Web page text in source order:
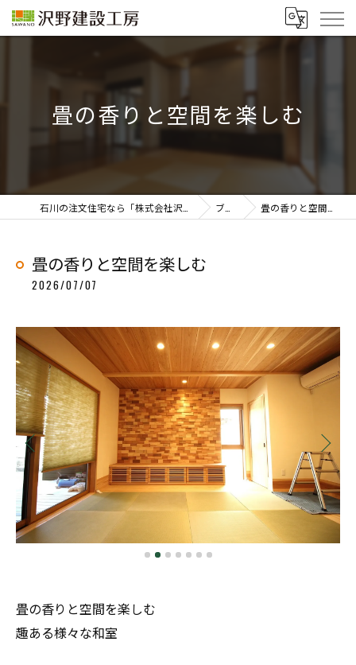
畳の香りと空間を楽しむ
ブログ 畳の香りと空間を楽しむ
畳の香りと空間を楽しむ
2026/07/07
畳の香りと空間を楽しむ
趣ある様々な和室